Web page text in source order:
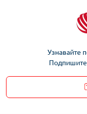
Узнавайте